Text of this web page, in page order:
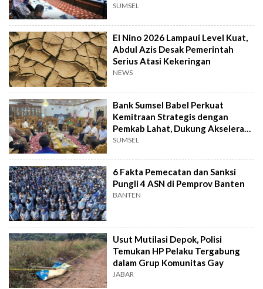
SUMSEL
El Nino 2026 Lampaui Level Kuat,
Abdul Azis Desak Pemerintah
Serius Atasi Kekeringan
NEWS
Bank Sumsel Babel Perkuat
Kemitraan Strategis dengan
Pemkab Lahat, Dukung Akselerasi
Ekonomi Daerah
SUMSEL
6 Fakta Pemecatan dan Sanksi
Pungli 4 ASN di Pemprov Banten
BANTEN
Usut Mutilasi Depok, Polisi
Temukan HP Pelaku Tergabung
dalam Grup Komunitas Gay
JABAR